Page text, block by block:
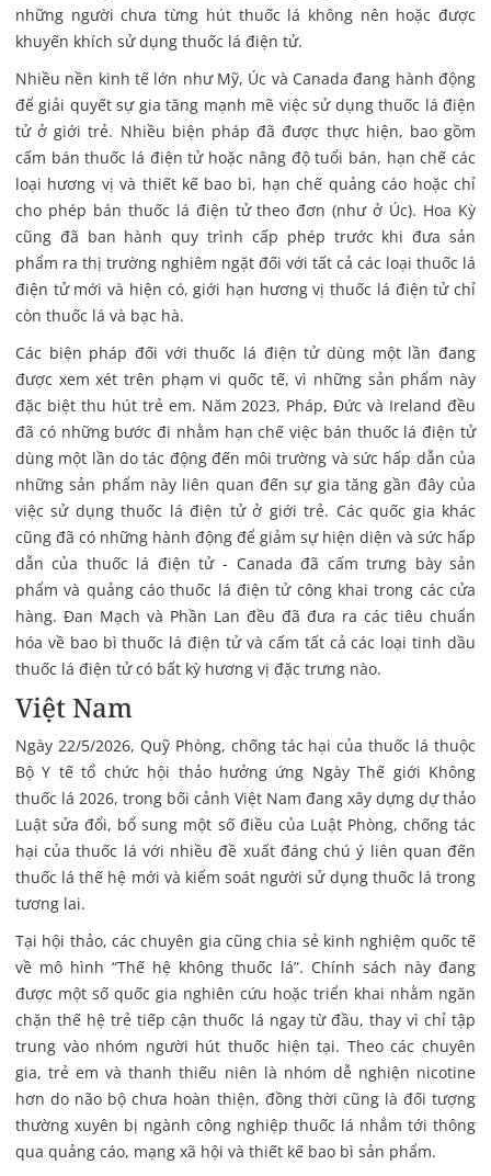
những người chưa từng hút thuốc lá không nên hoặc được
khuyến khích sử dụng thuốc lá điện tử.
Nhiều nền kinh tế lớn như Mỹ, Úc và Canada đang hành động
để giải quyết sự gia tăng mạnh mẽ việc sử dụng thuốc lá điện
tử ở giới trẻ. Nhiều biện pháp đã được thực hiện, bao gồm
cấm bán thuốc lá điện tử hoặc nâng độ tuổi bán, hạn chế các
loại hương vị và thiết kế bao bì, hạn chế quảng cáo hoặc chỉ
cho phép bán thuốc lá điện tử theo đơn (như ở Úc). Hoa Kỳ
cũng đã ban hành quy trình cấp phép trước khi đưa sản
phẩm ra thị trường nghiêm ngặt đối với tất cả các loại thuốc lá
điện tử mới và hiện có, giới hạn hương vị thuốc lá điện tử chỉ
còn thuốc lá và bạc hà.
Các biện pháp đối với thuốc lá điện tử dùng một lần đang
được xem xét trên phạm vi quốc tế, vì những sản phẩm này
đặc biệt thu hút trẻ em. Năm 2023, Pháp, Đức và Ireland đều
đã có những bước đi nhằm hạn chế việc bán thuốc lá điện tử
dùng một lần do tác động đến môi trường và sức hấp dẫn của
những sản phẩm này liên quan đến sự gia tăng gần đây của
việc sử dụng thuốc lá điện tử ở giới trẻ. Các quốc gia khác
cũng đã có những hành động để giảm sự hiện diện và sức hấp
dẫn của thuốc lá điện tử - Canada đã cấm trưng bày sản
phẩm và quảng cáo thuốc lá điện tử công khai trong các cửa
hàng. Đan Mạch và Phần Lan đều đã đưa ra các tiêu chuẩn
hóa về bao bì thuốc lá điện tử và cấm tất cả các loại tinh dầu
thuốc lá điện tử có bất kỳ hương vị đặc trưng nào.
Việt Nam
Ngày 22/5/2026, Quỹ Phòng, chống tác hại của thuốc lá thuộc
Bộ Y tế tổ chức hội thảo hưởng ứng Ngày Thế giới Không
thuốc lá 2026, trong bối cảnh Việt Nam đang xây dựng dự thảo
Luật sửa đổi, bổ sung một số điều của Luật Phòng, chống tác
hại của thuốc lá với nhiều đề xuất đáng chú ý liên quan đến
thuốc lá thế hệ mới và kiểm soát người sử dụng thuốc lá trong
tương lai.
Tại hội thảo, các chuyên gia cũng chia sẻ kinh nghiệm quốc tế
về mô hình “Thế hệ không thuốc lá”. Chính sách này đang
được một số quốc gia nghiên cứu hoặc triển khai nhằm ngăn
chặn thế hệ trẻ tiếp cận thuốc lá ngay từ đầu, thay vì chỉ tập
trung vào nhóm người hút thuốc hiện tại. Theo các chuyên
gia, trẻ em và thanh thiếu niên là nhóm dễ nghiện nicotine
hơn do não bộ chưa hoàn thiện, đồng thời cũng là đối tượng
thường xuyên bị ngành công nghiệp thuốc lá nhắm tới thông
qua quảng cáo, mạng xã hội và thiết kế bao bì sản phẩm.